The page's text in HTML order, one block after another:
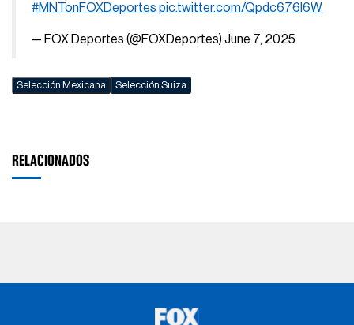
#MNTonFOXDeportes pic.twitter.com/Qpdc676l6W
— FOX Deportes (@FOXDeportes)June 7, 2025
Selección Mexicana Selección Suiza
RELACIONADOS